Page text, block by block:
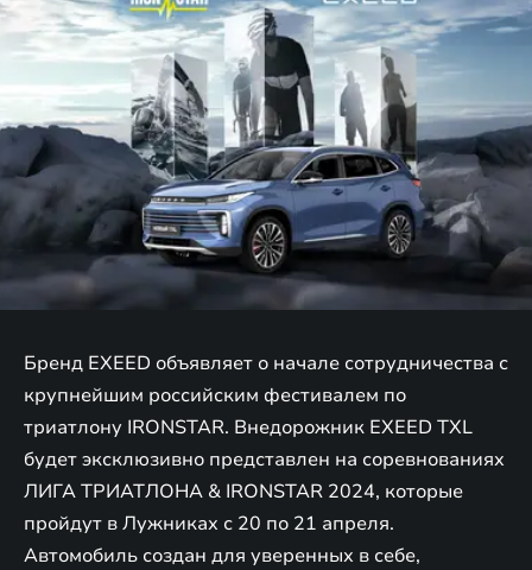
Бренд EXEED объявляет о начале сотрудничества с
крупнейшим российским фестивалем по
триатлону IRONSTAR. Внедорожник EXEED TXL
будет эксклюзивно представлен на соревнованиях
ЛИГА ТРИАТЛОНА & IRONSTAR 2024, которые
пройдут в Лужниках с 20 по 21 апреля.
Автомобиль создан для уверенных в себе,